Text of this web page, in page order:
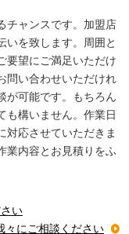
チャンスです。加盟店
いを致します。周囲と
要望にご満足いただけ
問い合わせいただけれ
が可能です。もちろん
も構いません。作業日
対応させていただきま
業内容とお見積りをふ
い
々にご相談ください